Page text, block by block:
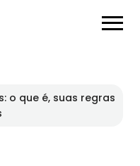
o que é, suas regras